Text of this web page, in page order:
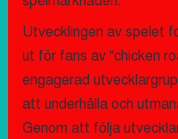
Utvecklingen av spelet
ut för fans av “chicken
engagerad
att underhålla och
Genom att följa